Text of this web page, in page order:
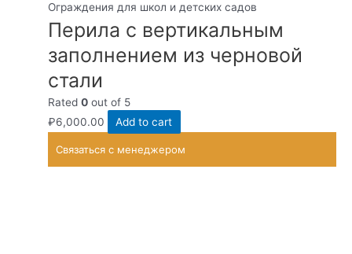
Ограждения для школ и детских садов
Перила с вертикальным
заполнением из черновой
стали
Rated0 out of 5
₽6,000.00 Add to cart
Связаться с менеджером